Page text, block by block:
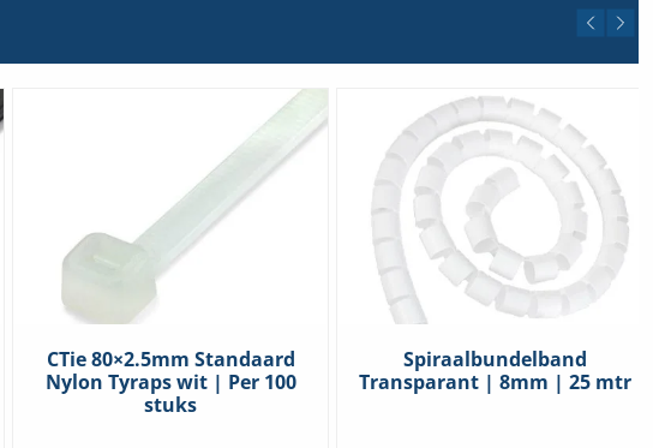
CTie 80×2.5mm Standaard
Nylon Tyraps wit | Per 100
stuks
Spiraalbundelband
Transparant | 8mm | 25 mtr